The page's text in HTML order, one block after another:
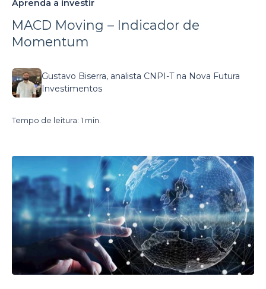
Aprenda a investir
MACD Moving – Indicador de
Momentum
Gustavo Biserra, analista CNPI-T na Nova Futura
Investimentos
Tempo de leitura: 1 min.